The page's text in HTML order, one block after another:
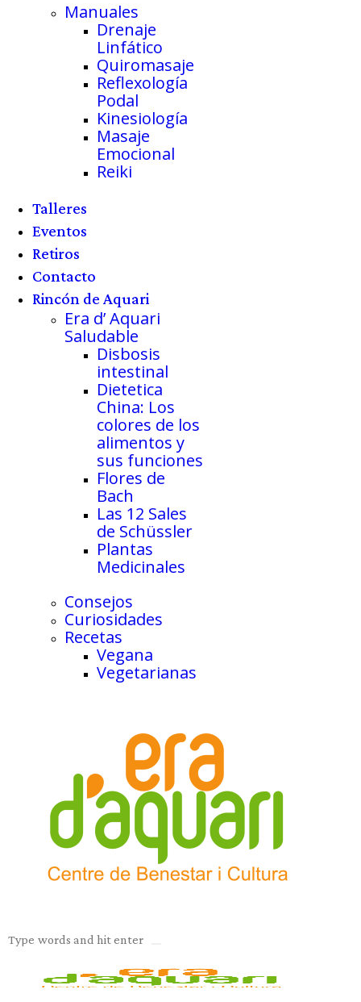
Manuales
Drenaje
Linfático
Quiromasaje
Reflexología
Podal
Kinesiología
Masaje
Emocional
Reiki
Talleres
Eventos
Retiros
Contacto
Rincón de Aquari
Era d’ Aquari
Saludable
Disbosis
intestinal
Dietetica
China: Los
colores de los
alimentos y
sus funciones
Flores de
Bach
Las 12 Sales
de Schüssler
Plantas
Medicinales
Consejos
Curiosidades
Recetas
Vegana
Vegetarianas